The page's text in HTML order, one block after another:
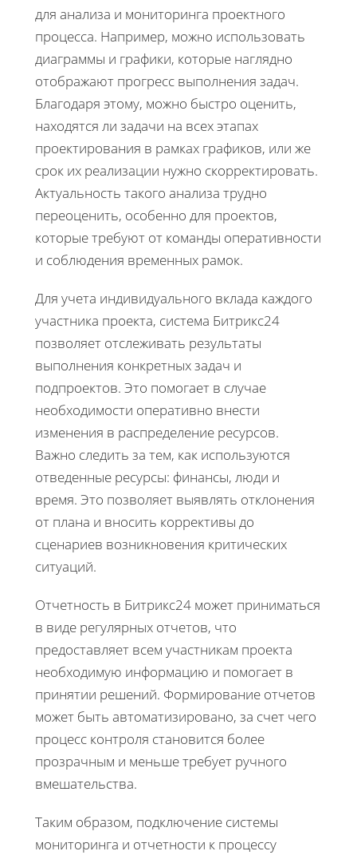
для анализа и мониторинга проектного
процесса. Например, можно использовать
диаграммы и графики, которые наглядно
отображают прогресс выполнения задач.
Благодаря этому, можно быстро оценить,
находятся ли задачи на всех этапах
проектирования в рамках графиков, или же
срок их реализации нужно скорректировать.
Актуальность такого анализа трудно
переоценить, особенно для проектов,
которые требуют от команды оперативности
и соблюдения временных рамок.
Для учета индивидуального вклада каждого
участника проекта, система Битрикс24
позволяет отслеживать результаты
выполнения конкретных задач и
подпроектов. Это помогает в случае
необходимости оперативно внести
изменения в распределение ресурсов.
Важно следить за тем, как используются
отведенные ресурсы: финансы, люди и
время. Это позволяет выявлять отклонения
от плана и вносить коррективы до
сценариев возникновения критических
ситуаций.
Отчетность в Битрикс24 может приниматься
в виде регулярных отчетов, что
предоставляет всем участникам проекта
необходимую информацию и помогает в
принятии решений. Формирование отчетов
может быть автоматизировано, за счет чего
процесс контроля становится более
прозрачным и меньше требует ручного
вмешательства.
Таким образом, подключение системы
мониторинга и отчетности к процессу